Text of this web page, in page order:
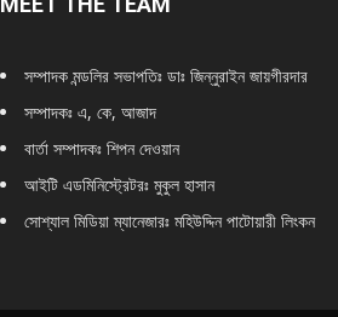
সম্পাদক মন্ডলির সভাপতিঃ ডাঃ জিন্নুরাইন জায়গীরদার
সম্পাদকঃ এ, কে, আজাদ
বার্তা সম্পাদকঃ শিপন দেওয়ান
আইটি এডমিনিস্ট্রেটরঃ মুকুল হাসান
সোশ্যাল মিডিয়া ম্যানেজারঃ মহিউদ্দিন পাটোয়ারী লিংকন